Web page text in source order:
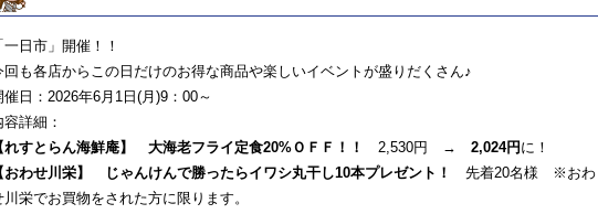
一日市」開催！！
回も各店からこの日だけのお得な商品や楽しいイベントが盛りだくさん♪
催日：2026年6月1日(月)9：00～
容詳細：
れすとらん海鮮庵】 大海老フライ定食20%ＯＦＦ！！ 2,530円 → 2,024円 に！
おわせ川栄】
じゃんけんで勝ったらイワシ丸干し10本プレゼント！ 先着20名様 ※おわ
川栄でお買物をされた方に限ります。